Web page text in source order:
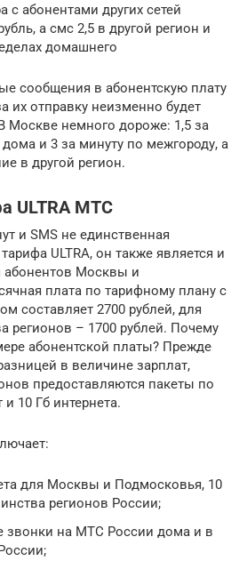
с абонентами других сетей
а смс 2,5 в другой регион и
домашнего
сообщения в абонентскую плату
их отправку неизменно будет
Москве немного дороже: 1,5 за
и 3 за минуту по межгороду, а
в другой регион.
ULTRA МТС
и SMS не единственная
ULTRA, он также является и
Москвы и
плата по тарифному плану с
составляет 2700 рублей, для
регионов – 1700 рублей. Почему
абонентской платы? Прежде
в величине зарплат,
предоставляются пакеты по
и 10 Гб интернета.
для Москвы и Подмосковья, 10
регионов России;
звонки на МТС России дома и в